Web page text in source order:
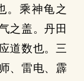
。乘神龟之
之盖。丹田
道数也。三
、雷电、霹